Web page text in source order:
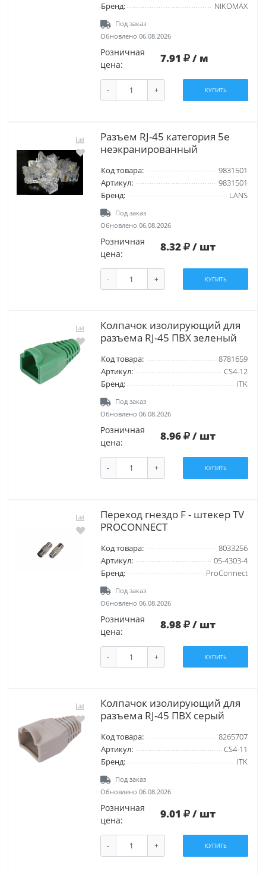
Бренд:
NIKOMAX
Под заказ
Обновлено 06.08.2026
Розничная
цена:
7.91 / м
- + КУПИТЬ
Разъем RJ-45 категория 5е
неэкранированный
Код товара:
9831501
Артикул:
9831501
Бренд:
LANS
Под заказ
Обновлено 06.08.2026
Розничная
цена:
8.32 / шт
- + КУПИТЬ
Колпачок изолирующий для
разъема RJ-45 ПВХ зеленый
Код товара:
8781659
Артикул:
CS4-12
Бренд:
ITK
Под заказ
Обновлено 06.08.2026
Розничная
цена:
8.96 / шт
- + КУПИТЬ
Переход гнездо F - штекер TV
PROCONNECT
Код товара:
8033256
Артикул:
05-4303-4
Бренд:
ProConnect
Под заказ
Обновлено 06.08.2026
Розничная
цена:
8.98 / шт
- + КУПИТЬ
Колпачок изолирующий для
разъема RJ-45 ПВХ серый
Код товара:
8265707
Артикул:
CS4-11
Бренд:
ITK
Под заказ
Обновлено 06.08.2026
Розничная
цена:
9.01 / шт
- + КУПИТЬ